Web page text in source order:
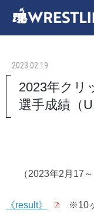
2023.02.19
2023年クリ
選手成績（
（2023年2月17
《result》 ※10